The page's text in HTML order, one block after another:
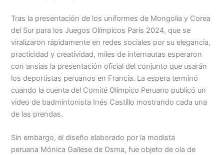
Tras la presentación de los uniformes de Mongolia y Corea
del Sur para los Juegos Olímpicos París 2024, que se
viralizaron rápidamente en redes sociales por su elegancia,
practicidad y creatividad, miles de internautas esperaron
con ansias la presentación oficial del conjunto que usarán
los deportistas peruanos en Francia. La espera terminó
cuando la cuenta del Comité Olímpico Peruano publicó un
video de badmintonista Inés Castillo mostrando cada una
de las prendas.
Sin embargo, el diseño elaborado por la modista
peruana Mónica Gallese de Osma, fue objeto de ola de